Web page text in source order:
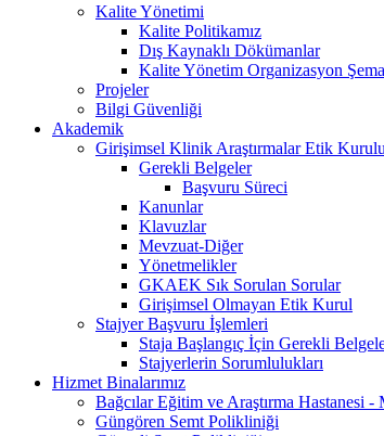
Kalite Yönetimi
Kalite Politikamız
Dış Kaynaklı Dökümanlar
Kalite Yönetim Organizasyon
Projeler
Bilgi Güvenliği
Akademik
Girişimsel Klinik Araştırmalar Etik Kurulu
Gerekli Belgeler
Başvuru Süreci
Kanunlar
Klavuzlar
Mevzuat-Diğer
Yönetmelikler
GKAEK Sık Sorulan Sorular
Girişimsel Olmayan Etik Kurul
Stajyer Başvuru İşlemleri
Staja Başlangıç İçin Gerekli
Stajyerlerin Sorumlulukları
Hizmet Binalarımız
Bağcılar Eğitim ve Araştırma Hastanesi -
Güngören Semt Polikliniği